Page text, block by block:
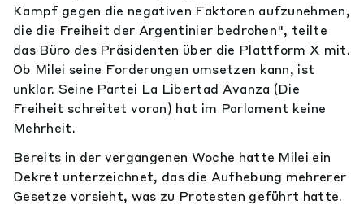
Kampf gegen die negativen Faktoren aufzunehmen,
die die Freiheit der Argentinier bedrohen", teilte
das Büro des Präsidenten über die Plattform X mit.
Ob Milei seine Forderungen umsetzen kann, ist
unklar. Seine Partei La Libertad Avanza (Die
Freiheit schreitet voran) hat im Parlament keine
Mehrheit.
Bereits in der vergangenen Woche hatte Milei ein
Dekret unterzeichnet, das die Aufhebung mehrerer
Gesetze vorsieht, was zu Protesten geführt hatte.